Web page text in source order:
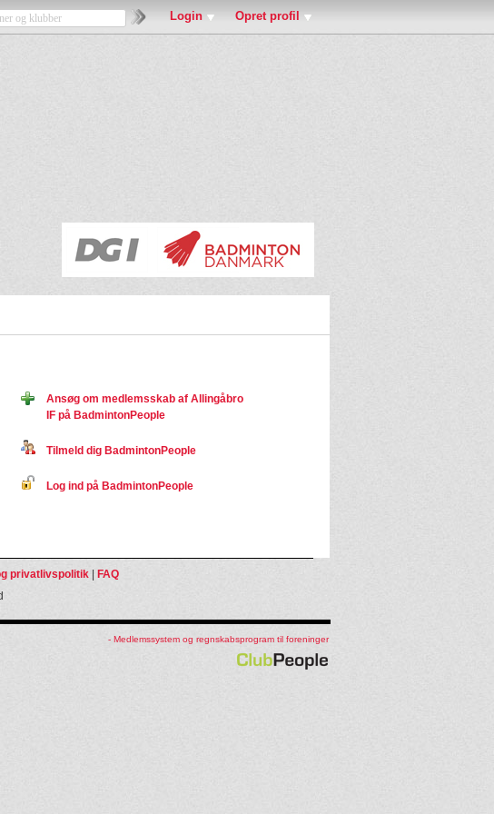
Login Opret profil
Ansøg om medlemsskab af Allingåbro
IF på BadmintonPeople
Tilmeld dig BadmintonPeople
Log ind på BadmintonPeople
privatlivspolitik
FAQ
- Medlemssystem og regnskabsprogram til foreninger